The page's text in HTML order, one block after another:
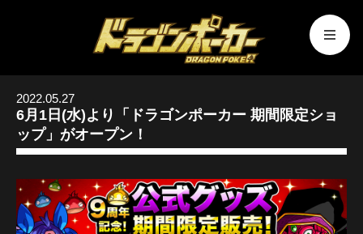
2022.05.27
6月1日(水)より「ドラゴンポーカー 期間限定ショ
ップ」がオープン！